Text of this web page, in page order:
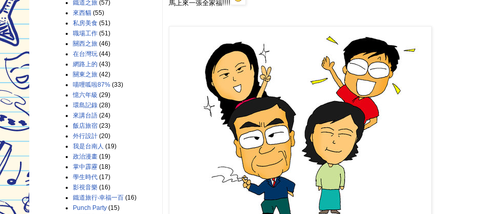
馬上來一張全家福!!!!
鐵道之旅 (57)
來西貓 (55)
私房美食 (51)
職場工作 (51)
關西之旅 (46)
在台灣玩 (44)
網路上的 (43)
關東之旅 (42)
喵哩呱啦87% (33)
憶六年級 (29)
環島記錄 (28)
來講台語 (24)
飯店旅宿 (23)
外行設計 (20)
我是台南人 (19)
政治漫畫 (19)
掌中霹靂 (18)
學生時代 (17)
影視音樂 (16)
鐵道旅行‧幸福一百 (16)
Punch Party (15)